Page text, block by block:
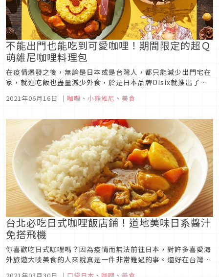
不能出門也能吃到可愛咖哩！期間限定的超Ｑ
萌維尼咖哩料理包
在疫情爆發之後，無論是日本或是台灣人，都只能減少出門宅在
家，就連吃飯也盡量減少外食，於是日本品牌Oisix就推出了這
吃到超可愛的咖哩飯！Oisix 維尼咖哩料理包圖片來源「Oisix」
2021年06月16日 ｜ 咖哩 、 小熊維尼 、 美食
台北必吃日式咖哩飯店鋪！道地美味日系醬汁
免搭飛機
你喜歡吃日式咖哩嗎？因為疫情而無法前往日本，對許多喜愛海
外旅遊大啖美食的人來說真是一件非常難過的事。還好在台灣這